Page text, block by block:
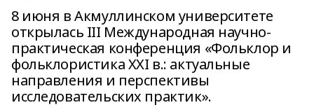
8 июня в Акмуллинском университете
открылась III Международная научно-
практическая конференция «Фольклор и
фольклористика XXI в.: актуальные
направления и перспективы
исследовательских практик».